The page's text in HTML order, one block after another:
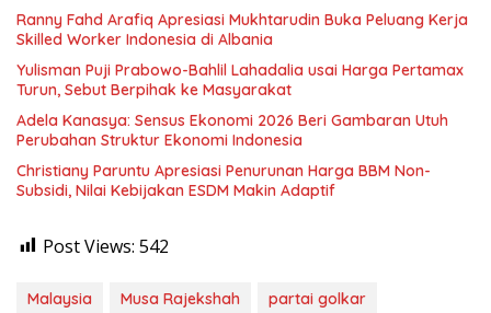
Ranny Fahd Arafiq Apresiasi Mukhtarudin Buka Peluang Kerja
Skilled Worker Indonesia di Albania
Yulisman Puji Prabowo-Bahlil Lahadalia usai Harga Pertamax
Turun, Sebut Berpihak ke Masyarakat
Adela Kanasya: Sensus Ekonomi 2026 Beri Gambaran Utuh
Perubahan Struktur Ekonomi Indonesia
Christiany Paruntu Apresiasi Penurunan Harga BBM Non-
Subsidi, Nilai Kebijakan ESDM Makin Adaptif
Post Views: 542
Malaysia Musa Rajekshah
partai golkar